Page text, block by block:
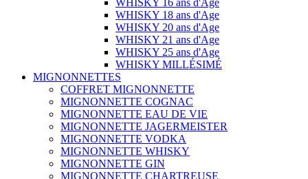
WHISKY 18 ans d'Age
WHISKY 20 ans d'Age
WHISKY 21 ans d'Age
WHISKY 25 ans d'Age
WHISKY MILLÉSIMÉ
MIGNONNETTES
COFFRET MIGNONNETTE
MIGNONNETTE COGNAC
MIGNONNETTE EAU DE VIE
MIGNONNETTE JAGERMEISTER
MIGNONNETTE VODKA
MIGNONNETTE WHISKY
MIGNONNETTE GIN
MIGNONNETTE CHARTREUSE